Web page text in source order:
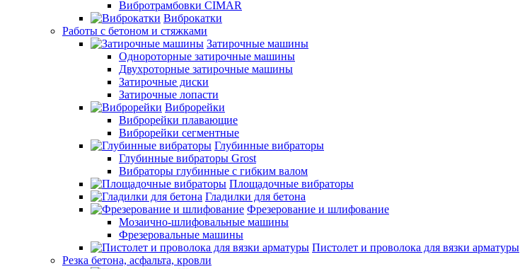
Вибротрамбовки CIMAR
Виброкатки
Работы с бетоном и стяжками
Затирочные машины
Однороторные затирочные машины
Двухроторные затирочные машины
Затирочные диски
Затирочные лопасти
Виброрейки
Виброрейки плавающие
Виброрейки сегментные
Глубинные вибраторы
Глубинные вибраторы Grost
Вибраторы глубинные с гибким валом
Площадочные вибраторы
Гладилки для бетона
Фрезерование и шлифование
Мозаично-шлифовальные машины
Фрезеровальные машины
Пистолет и проволока для вязки арматуры
Резка бетона, асфальта, кровли